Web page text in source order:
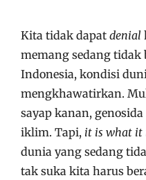
Kita tidak dapat denial
memang sedang tidak
Indonesia, kondisi
mengkhawatirkan.
sayap kanan,
iklim. Tapi, it is what it
dunia yang sedang
tak suka kita harus